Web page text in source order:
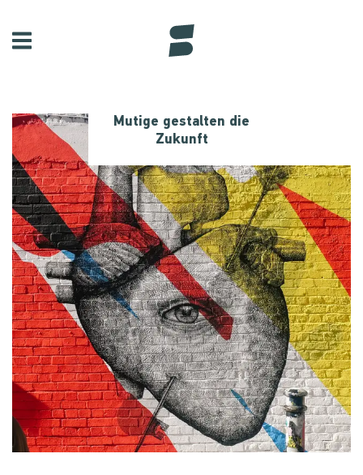
Mutige gestalten die
Zukunft